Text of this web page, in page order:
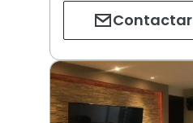
Contactar